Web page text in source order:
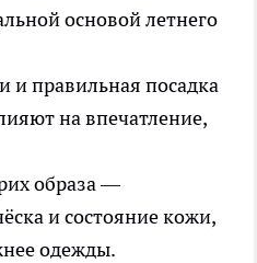
основой летнего
и правильная посадка
на впечатление,
образа —
и состояние кожи,
одежды.